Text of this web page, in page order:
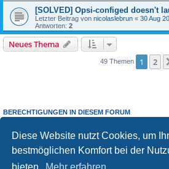
Diese Website nutzt Cookies, um
bestmöglichen Komfort bei der
[SOLVED] Opsi-configed doesn't
Letzter Beitrag von nicolaslebrun « 30 Aug
Antworten: 2
Neues Thema
49 Themen 1 2
BERECHTIGUNGEN IN DIESEM FORUM
Sie dürfenkeineAntworten zu Themen in diesem
Sie dürfen Ihre Beiträge in diesem Forumnicht ändern.
Sie dürfen Ihre Beiträge in diesem Forumnichtlöschen.
keine